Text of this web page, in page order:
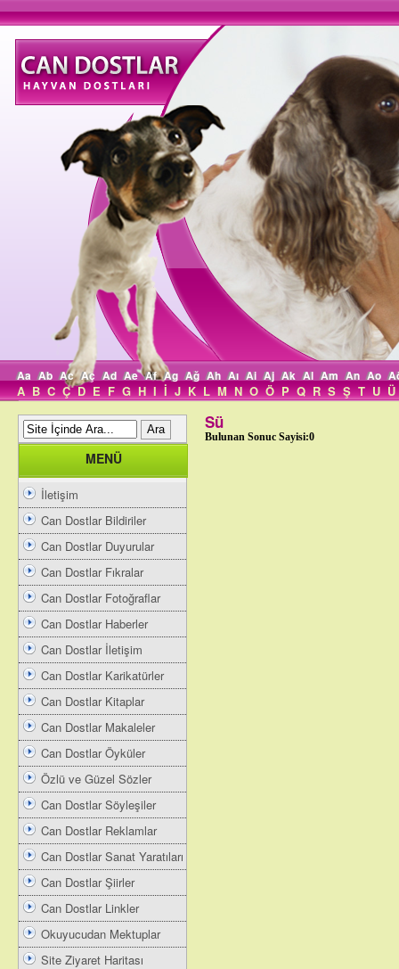
Aa Ab Ac Aç Ad Ae Af Ag Ağ Ah Aı Ai Aj Ak Al Am An Ao
A B C Ç D E F G H I İ J K L M N O Ö P Q R S Ş T U Ü
MENÜ
İletişim
Can Dostlar Bildiriler
Can Dostlar Duyurular
Can Dostlar Fıkralar
Can Dostlar Fotoğraflar
Can Dostlar Haberler
Can Dostlar İletişim
Can Dostlar Karikatürler
Can Dostlar Kitaplar
Can Dostlar Makaleler
Can Dostlar Öyküler
Özlü ve Güzel Sözler
Can Dostlar Söyleşiler
Can Dostlar Reklamlar
Can Dostlar Sanat Yaratıları
Can Dostlar Şiirler
Can Dostlar Linkler
Okuyucudan Mektuplar
Site Ziyaret Haritası
Sü
Bulunan Sonuc Sayisi:0